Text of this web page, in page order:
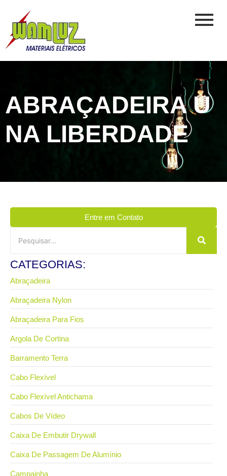
ABRAÇADEIRA U
NA LIBERDADE
Entre em Contato
CATEGORIAS:
Abraçadeira
Abraçadeira Nylon
Abraçadeira Para Fios
Argola De Cortina
Barramento Terra
Cabo Flexível
Cabo Flexível Antichama
Cabos De Vídeo
Caixa De Embutir Drywall
Caixa De Passagem De Alumínio
Campainha